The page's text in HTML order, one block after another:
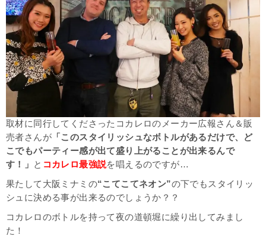
取材に同行してくださったコカレロのメーカー広報さん ＆販
売者さんが 「このスタイリッシュなボトルがあるだけで、ど
こでもパーティー感が出て盛り上がることが出来るんで
す！」
と コカレロ最強説を唱えるのですが…
果たして大阪ミナミの“こてこてネオン”の下でもスタイリッ
シュに決める事が出来るのでしょうか？？
コカレロのボトルを持って夜の道頓堀に繰り出してみまし
た！